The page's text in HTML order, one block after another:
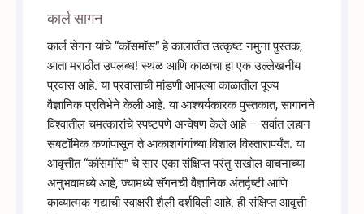
कार्ल सागन
कार्ल सेगन यांचे “कॉसमॉस” हे कालातीत उत्कृष्ट नमुना पुस्तक,
आता मराठीत उपलब्ध! स्थळ आणि काळाचा हा एक उल्लेखनीय
प्रवास आहे. या प्रवासाची मांडणी आपल्या काळातील पूज्य
वैज्ञानिक प्रतिभेने केली आहे. या आश्चर्यकारक पुस्तकात, सागानने
विश्वातील चमत्कारांचे स्पष्टपणे अन्वेषण केले आहे – सर्वात लहान
सबटॉमिक कणांपासून ते आकाशगंगांच्या विशाल विस्तारापर्यंत. या
आवृत्तीत “कॉसमॉस” चे सार एका संक्षिप्त परंतु सखोल वाचनाच्या
अनुभवामध्ये आहे, ज्यामध्ये सॅगनची वैज्ञानिक अंतर्दृष्टी आणि
काव्यात्मक गद्याची स्वाक्षरी शैली दर्शविली आहे. ही संक्षिप्त आवृत्ती